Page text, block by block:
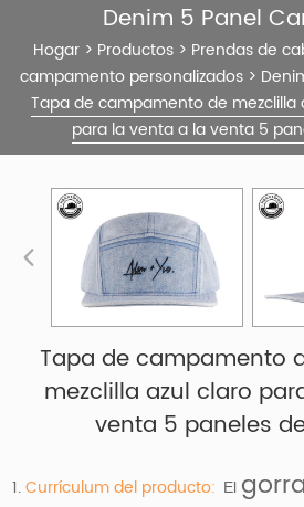
Denim 5 Panel
Hogar > Productos > Prendas de
campamento personalizados >
Tapa de campamento de mezclilla
para la venta a la venta 5
Tapa de campamento
mezclilla azul claro
venta 5 paneles
1.Currículum del producto: El